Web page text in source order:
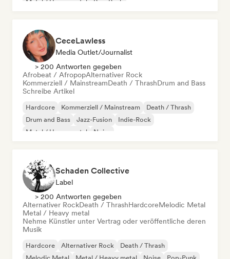
Metal / Heavy metal Pop-Punk
CeceLawless
Media Outlet/Journalist
> 200 Antworten gegeben
Afrobeat / AfropopAlternativer Rock
Kommerziell / MainstreamDeath / ThrashDrum and Bass
Schreibe Artikel
Hardcore Kommerziell / Mainstream
Death / Thrash
Drum and Bass
Jazz-Fusion
Indie-Rock
Metal / Heavy metal
Noise
Schaden Collective
Label
> 200 Antworten gegeben
Alternativer RockDeath / ThrashHardcoreMelodic Metal
Metal / Heavy metal
Nehme Künstler unter Vertrag oder veröffentliche deren
Musik
Hardcore Alternativer Rock
Death / Thrash